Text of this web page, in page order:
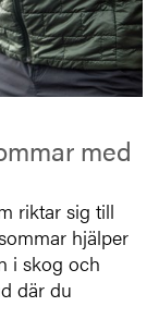
med
riktar sig till
hjälper
i skog och
där du